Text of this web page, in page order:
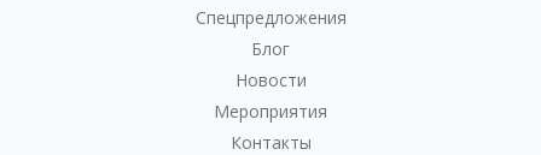
Спецпредложения
Блог
Новости
Мероприятия
Контакты